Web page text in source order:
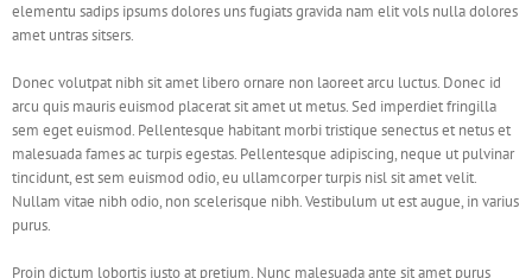
elementu sadips ipsums dolores uns fugiats gravida nam elit vols nulla dolores
amet untras sitsers.
Donec volutpat nibh sit amet libero ornare non laoreet arcu luctus. Donec id
arcu quis mauris euismod placerat sit amet ut metus. Sed imperdiet fringilla
sem eget euismod. Pellentesque habitant morbi tristique senectus et netus et
malesuada fames ac turpis egestas. Pellentesque adipiscing, neque ut pulvinar
tincidunt, est sem euismod odio, eu ullamcorper turpis nisl sit amet velit.
Nullam vitae nibh odio, non scelerisque nibh. Vestibulum ut est augue, in varius
purus.
Proin dictum lobortis justo at pretium. Nunc malesuada ante sit amet purus